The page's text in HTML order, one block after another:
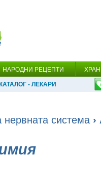
НАРОДНИ РЕЦЕПТИ
КАТАЛОГ - ЛЕКАРИ
нервната система